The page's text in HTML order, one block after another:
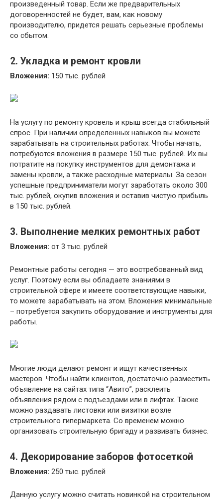
произведенный товар. Если же предварительных
договоренностей не будет, вам, как новому
производителю, придется решать серьезные проблемы
со сбытом.
2. Укладка и ремонт кровли
Вложения: 150 тыс. рублей
На услугу по ремонту кровель и крыш всегда стабильный
спрос. При наличии определенных навыков вы можете
зарабатывать на строительных работах. Чтобы начать,
потребуются вложения в размере 150 тыс. рублей. Их вы
потратите на покупку инструментов для демонтажа и
замены кровли, а также расходные материалы. За сезон
успешные предприниматели могут заработать около 300
тыс. рублей, окупив вложения и оставив чистую прибыль
в 150 тыс. рублей.
3. Выполнение мелких ремонтных работ
Вложения: от 3 тыс. рублей
Ремонтные работы сегодня — это востребованный вид
услуг. Поэтому если вы обладаете знаниями в
строительной сфере и имеете соответствующие навыки,
то можете зарабатывать на этом. Вложения минимальные
– потребуется закупить оборудование и инструменты для
работы.
Многие люди делают ремонт и ищут качественных
мастеров. Чтобы найти клиентов, достаточно разместить
объявление на сайтах типа “Авито”, расклеить
объявления рядом с подъездами или в лифтах. Также
можно раздавать листовки или визитки возле
строительного гипермаркета. Со временем можно
организовать строительную бригаду и развивать бизнес.
4. Декорирование заборов фотосеткой
Вложения: 250 тыс. рублей
Данную услугу можно считать новинкой на строительном